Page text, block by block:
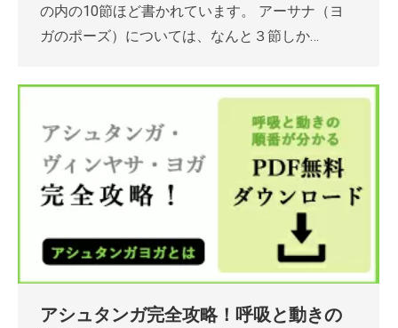
の内の10節ほど書かれています。 アーサナ（ヨ
ガのポーズ）については、なんと３節しか…
アシュタンガ完全攻略！呼吸と動きの